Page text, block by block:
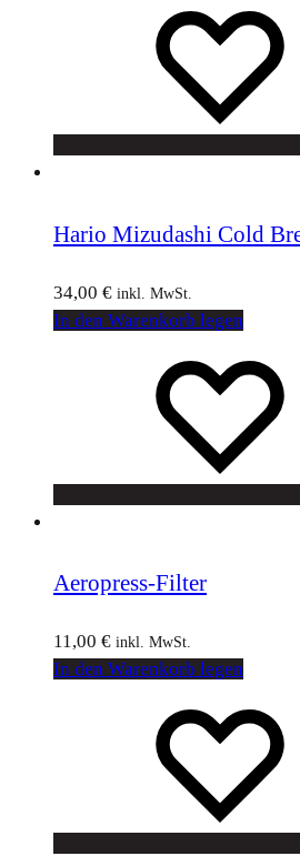
Hario Mizudashi Cold
34,00 € inkl. MwSt.
In den Warenkorb legen
Aeropress-Filter
11,00 € inkl. MwSt.
In den Warenkorb legen